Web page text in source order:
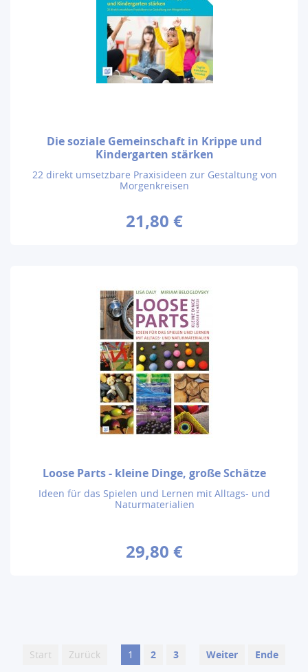
Die soziale Gemeinschaft in Krippe und
Kindergarten stärken
22 direkt umsetzbare Praxisideen zur Gestaltung von
Morgenkreisen
21,80 €
Loose Parts - kleine Dinge, große Schätze
Ideen für das Spielen und Lernen mit Alltags- und
Naturmaterialien
29,80 €
Start Zurück 1 2 3 Weiter
Ende